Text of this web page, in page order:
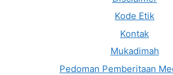
Kode Etik
Kontak
Mukadimah
Pedoman Pemberitaan